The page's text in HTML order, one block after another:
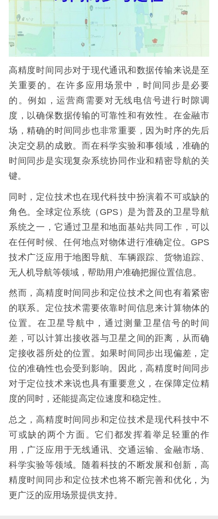
高精度时间同步对于现代通讯和数据传输来说是至
关重要的。在许多应用场景中，时间同步是必要
的。例如，运营商需要对无线电信号进行时隙调
度，以确保数据传输的可靠性和有效性。在金融市
场，精确的时间同步也非常重要，因为时序的先后
决定交易的成败。而在科学实验和事领域，准确的
时间同步是实现复杂系统协同作业和精密导航的关
键。
同时，定位技术也在现代科技中扮演着不可或缺的
角色。全球定位系统（GPS）是为普及的卫星导航
系统之一，它通过卫星和地面基站共同工作，可以
在任何时候、任何地点对物体进行准确定位。GPS
技术广泛应用于地图导航、车辆跟踪、货物追踪、
无人机导航等领域，帮助用户准确把握位置信息。
然而，高精度时间同步和定位技术之间也有着紧密
的联系。定位技术需要依靠时间信息来计算物体的
位置。在卫星导航中，通过测量卫星信号的时间
差，可以计算出接收器与卫星之间的距离，从而确
定接收器所处的位置。如果时间同步出现偏差，定
位的准确性也会受到影响。因此，高精度时间同步
对于定位技术来说也具有重要意义，在保障定位精
度的同时，还能提高定位速度和稳定性。
总之，高精度时间同步和定位技术是现代科技中不
可或缺的两个方面。它们都发挥着举足轻重的作
用，广泛应用于无线通讯、交通运输、金融市场、
科学实验等领域。随着科技的不断发展和创新，高
精度时间同步和定位技术也将不断完善和优化，为
更广泛的应用场景提供支持。